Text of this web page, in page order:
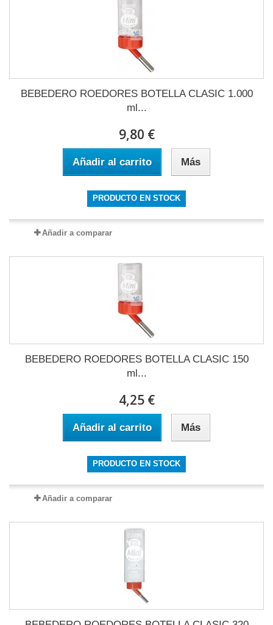
BEBEDERO ROEDORES BOTELLA CLASIC 1.000
ml...
9,80 €
Añadir al carrito Más
PRODUCTO EN STOCK
Añadir a comparar
BEBEDERO ROEDORES BOTELLA CLASIC 150
ml...
4,25 €
Añadir al carrito Más
PRODUCTO EN STOCK
Añadir a comparar